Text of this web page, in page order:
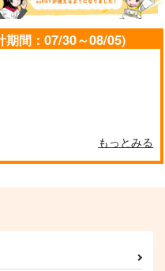
期間：07/30～08/05)
もっとみる